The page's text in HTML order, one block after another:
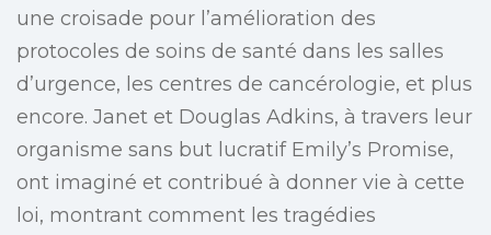
une croisade pour l’amélioration des
protocoles de soins de santé dans les salles
d’urgence, les centres de cancérologie, et plus
encore. Janet et Douglas Adkins, à travers leur
organisme sans but lucratif Emily’s Promise,
ont imaginé et contribué à donner vie à cette
loi, montrant comment les tragédies